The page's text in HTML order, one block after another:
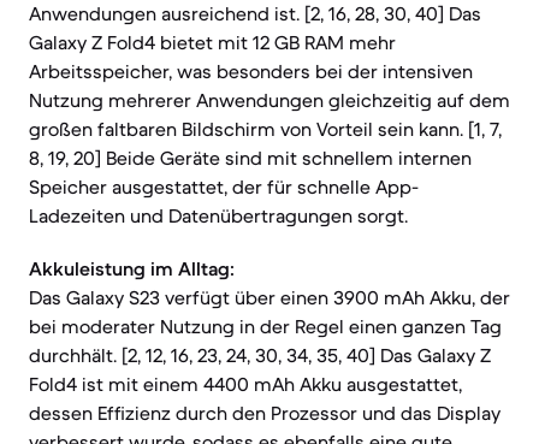
Anwendungen ausreichend ist. [2, 16, 28, 30, 40] Das
Galaxy Z Fold4 bietet mit 12 GB RAM mehr
Arbeitsspeicher, was besonders bei der intensiven
Nutzung mehrerer Anwendungen gleichzeitig auf dem
großen faltbaren Bildschirm von Vorteil sein kann. [1, 7,
8, 19, 20] Beide Geräte sind mit schnellem internen
Speicher ausgestattet, der für schnelle App-
Ladezeiten und Datenübertragungen sorgt.
Akkuleistung im Alltag:
Das Galaxy S23 verfügt über einen 3900 mAh Akku, der
bei moderater Nutzung in der Regel einen ganzen Tag
durchhält. [2, 12, 16, 23, 24, 30, 34, 35, 40] Das Galaxy Z
Fold4 ist mit einem 4400 mAh Akku ausgestattet,
dessen Effizienz durch den Prozessor und das Display